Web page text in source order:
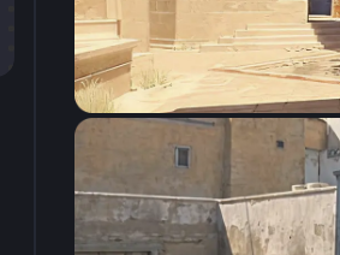
CSGO-RNLJJ-Q4LYC-